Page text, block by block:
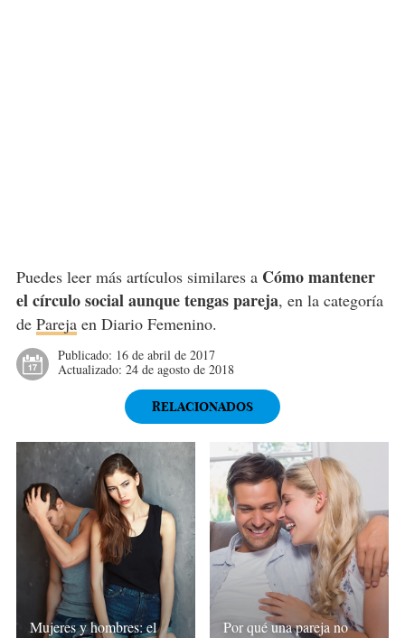
Puedes leer más artículos similares a Cómo mantener
el círculo social aunque tengas pareja, en la categoría
de Parejaen Diario Femenino.
Publicado: 16 de abril de 2017
Actualizado: 24 de agosto de 2018
RELACIONADOS
Mujeres y hombres: el
Por qué una pareja no